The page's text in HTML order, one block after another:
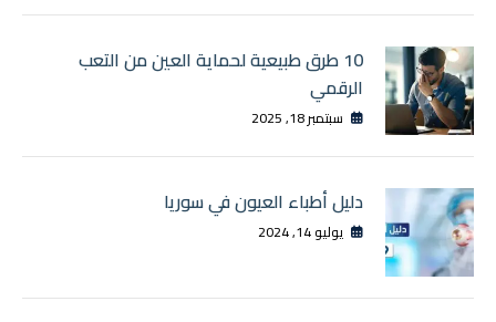
10 طرق طبيعية لحماية العين من التعب
الرقمي
سبتمبر 18, 2025
دليل أطباء العيون في سوريا
يوليو 14, 2024